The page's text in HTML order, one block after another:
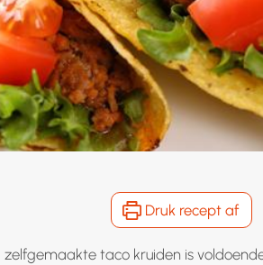
Druk recept af
zelfgemaakte taco kruiden is